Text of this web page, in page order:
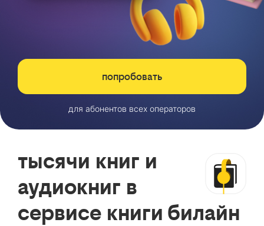
попробовать
для абонентов всех операторов
тысячи книг и
аудиокниг в
сервисе книги билайн